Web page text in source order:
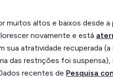
muitos altos e baixos desde a
novamente e está
sua atratividade recuperada (a
das restrições foi suspensa),
recentes de Pesquisa